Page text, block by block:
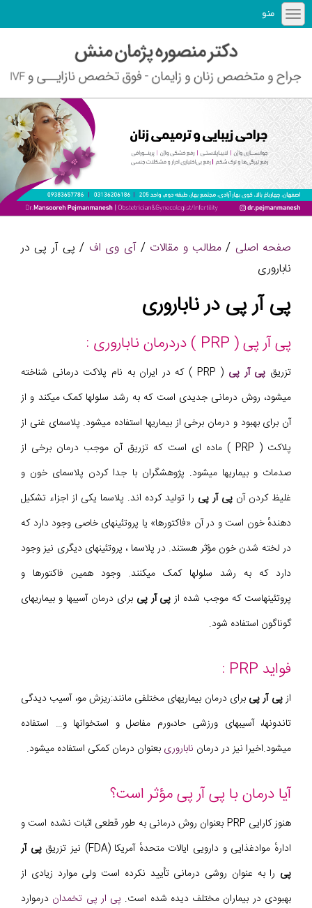
منو
صفحه اصلی /مطالب و مقالات /آی وی اف / پی آر پی در
ناباروری
پی آر پی در ناباروری
پی آر پی ( PRP ) دردرمان ناباروری :
تزریق پی آر پی
( PRP ) که در ایران به نام پلاکت درمانی شناخته
میشود، روش درمانی جدیدی است که به رشد سلولها کمک میکند و از
آن برای بهبود و درمان برخی از بیماریها استفاده میشود. پلاسمای غنی از
پلاکت ( PRP ) ماده ای است که تزریق آن موجب درمان برخی از
صدمات و بیماریها میشود. پژوهشگران با جدا کردن پلاسمای خون و
غلیظ کردن آن پی آر پی را تولید کرده اند. پلاسما یکی از اجزاء تشکیل
دهندهٔ خون است و در آن «فاکتورها» یا پروتئینهای خاصی وجود دارد که
در لخته شدن خون مؤثر هستند. در پلاسما ، پروتئینهای دیگری نیز وجود
دارد که به رشد سلولها کمک میکنند. وجود همین فاکتورها و
پروتئینهاست که موجب شده ازپی آر پی برای درمان آسیبها و بیماریهای
گوناگون استفاده شود.
فواید PRP :
ازپی آر پی برای درمان بیماریهای مختلفی مانند:ریزش مو، آسیب دیدگی
تاندونها، آسیبهای ورزشی حاد،ورم مفاصل و استخوانها و… استفاده
میشود.اخیرا نیز در درمان ناباروری بعنوان درمان کمکی استفاده میشود.
آیا درمان با پی آر پی مؤثر است؟
هنوز کارایی PRP بعنوان روش درمانی به طور قطعی اثبات نشده است و
ادارهٔ موادغذایی و دارویی ایالات متحدهٔ آمریکا (FDA) نیز تزریق
پی آر
پی را به عنوان روشی درمانی تأیید نکرده است ولی موارد زیادی از
بهبودی در بیماران مختلف دیده شده است. پی ار پی تخمدان درموارد